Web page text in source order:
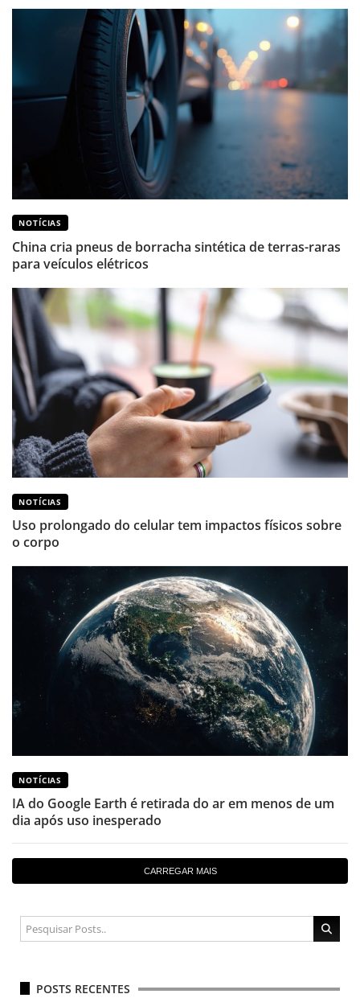
NOTÍCIAS
China cria pneus de borracha sintética de terras-raras
para veículos elétricos
NOTÍCIAS
Uso prolongado do celular tem impactos físicos sobre
o corpo
NOTÍCIAS
IA do Google Earth é retirada do ar em menos de um
dia após uso inesperado
CARREGAR MAIS
POSTS RECENTES